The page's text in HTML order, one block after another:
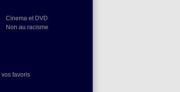
Cinema et DVD
Non au racisme
favoris